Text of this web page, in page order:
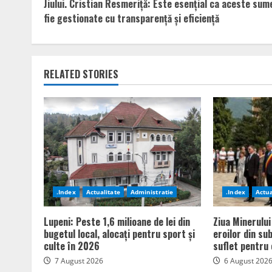
Jiului. Cristian Resmeriță: Este esențial ca aceste
fie gestionate cu transparență și eficiență
RELATED STORIES
.Index Actualitate Administratie
Lupeni: Peste 1,6 milioane de lei din
bugetul local, alocați pentru sport și
culte în 2026
7 August 2026
.Index
Ziua
eroilor din
suflet pentru
6 August